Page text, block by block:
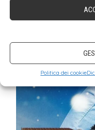
Politica dei cookie